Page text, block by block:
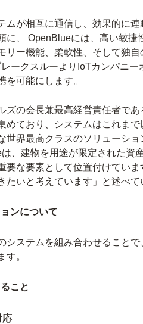
ムが相互に通信し、効果的に
に、 OpenBlueには、高い敏
リー機能、柔軟性、そして独
ークスルーよりIoTカンパニ
を可能にします。
ズの会長兼最高経営責任者で
めており、システムはこれま
世界最高クラスのソリューシ
、建物を用途が限定された資
要な要素として位置付けてい
たいと考えています」と述べて
ンについて
システムを組み合わせること
す。
こと
応